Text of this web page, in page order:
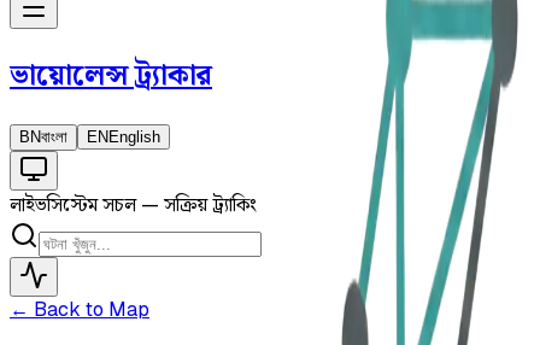
ভায়োলেন্সট্র্যাকার
BNবাংলা EN English
লাইভসিস্টেম সচল — সক্রিয় ট্র্যাকিং
← Back to Map